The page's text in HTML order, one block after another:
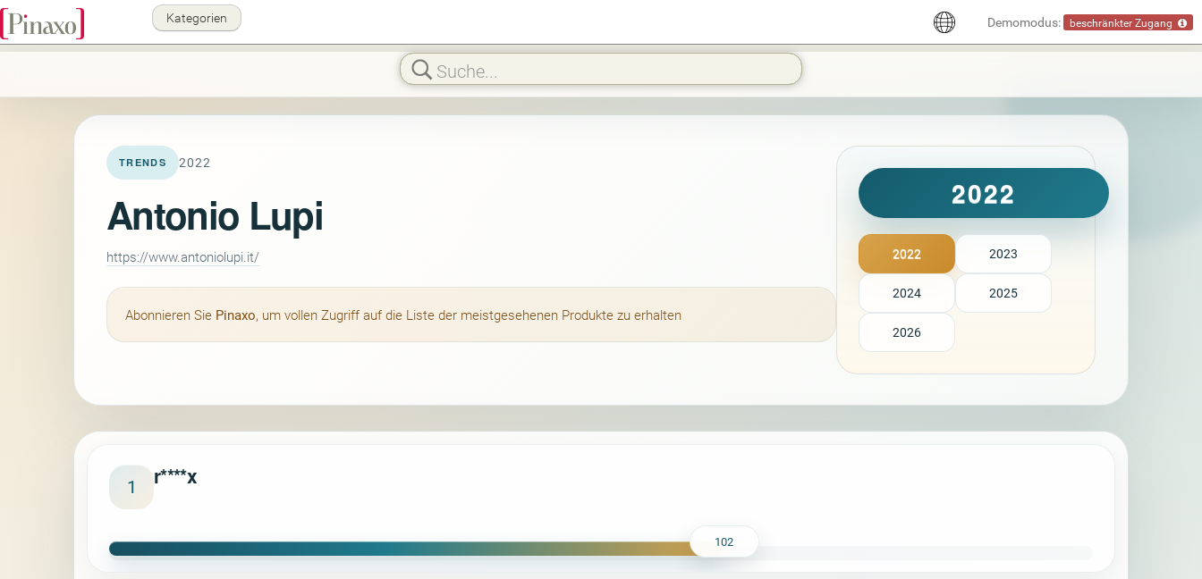
Demomodus: beschränkter Zugang
Kategorien
TRENDS 2022
Antonio Lupi
https://www.antoniolupi.it/
Abonnieren Sie Pinaxo, um vollen Zugriff auf die Liste der meistgesehenen Produkte zu erhalten
2022
2022 2023
2024 2025
2026
1 r****x
102